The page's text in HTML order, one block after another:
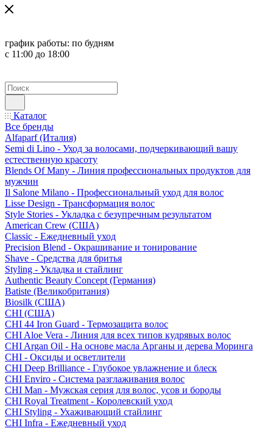
график работы: по будням
с 11:00 до 18:00
Каталог
Все бренды
Alfaparf (Италия)
Semi di Lino - Уход за волосами, подчеркивающий вашу
естественную красоту
Blends Of Many - Линия профессиональных продуктов для
мужчин
Il Salone Milano - Профессиональный уход для волос
Lisse Design - Трансформация волос
Style Stories - Укладка с безупречным результатом
American Crew (США)
Classic - Ежедневный уход
Precision Blend - Окрашивание и тонирование
Shave - Средства для бритья
Styling - Укладка и стайлинг
Authentic Beauty Concept (Германия)
Batiste (Великобритания)
Biosilk (США)
CHI (США)
CHI 44 Iron Guard - Термозащита волос
CHI Aloe Vera - Линия для всех типов кудрявых волос
CHI Argan Oil - На основе масла Арганы и дерева Моринга
CHI - Оксиды и осветлители
CHI Deep Brilliance - Глубокое увлажнение и блеск
CHI Enviro - Система разглаживания волос
CHI Man - Мужская серия для волос, усов и бороды
CHI Royal Treatment - Королевский уход
CHI Styling - Ухаживающий стайлинг
CHI Infra - Ежедневный уход